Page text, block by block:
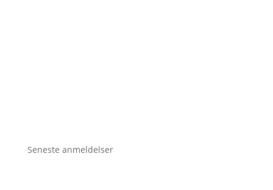
Seneste anmeldelser